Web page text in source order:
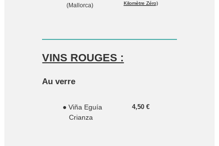
(Mallorca) Kilomètre Zéro)
VINS ROUGES :
Au verre
● Viña Eguía
Crianza
4,50 €